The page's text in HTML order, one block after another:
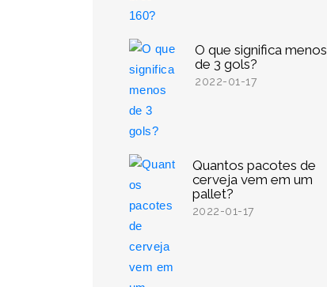
O que significa menos
de 3 gols?
2022-01-17
Quantos pacotes de
cerveja vem em um
pallet?
2022-01-17